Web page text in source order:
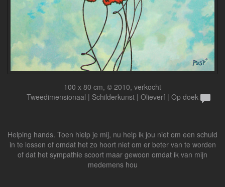
100 x 80 cm, © 2010, verkocht
Tweedimensionaal | Schilderkunst | Olieverf | Op doek
Helping hands. Toen hielp je mij, nu help ik jou niet om een schuld
in te lossen of omdat het zo hoort niet om er beter van te worden
of dat het sympathie scoort maar gewoon omdat ik van mijn
medemens hou